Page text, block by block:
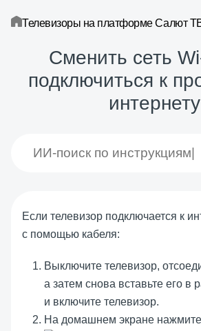
Телевизоры на платформе Салют
Сменить сеть
подключиться к
интернету
Если телевизор подключается к
с помощью кабеля:
Выключите телевизор,
а затем снова вставьте его в
и включите телевизор.
На домашнем экране нажмите